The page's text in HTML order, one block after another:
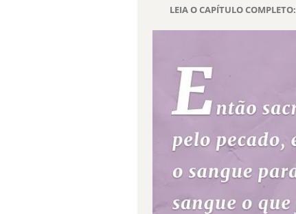
LEIA O CAPÍTULO COMPLETO: